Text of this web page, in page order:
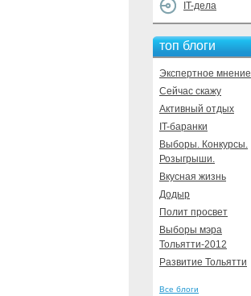
IT-дела
топ блоги
Экспертное мнение
Сейчас скажу
Активный отдых
IT-баранки
Выборы. Конкурсы.
Розыгрыши.
Вкусная жизнь
Додыр
Полит просвет
Выборы мэра
Тольятти-2012
Развитие Тольятти
Все блоги